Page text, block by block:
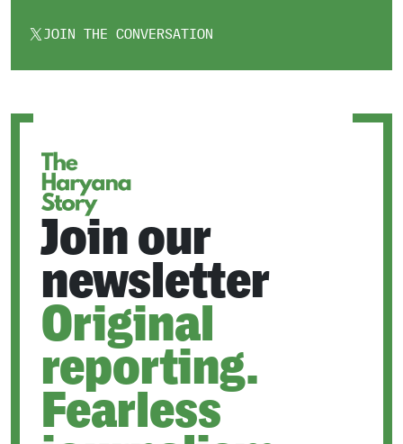
JOIN THE CONVERSATION
OPENS
Join our
newsletter
Original
reporting.
Fearless